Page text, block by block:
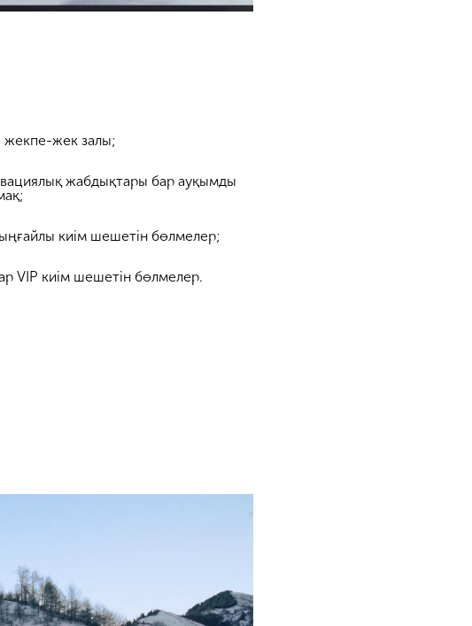
жек залы;
жабдықтары бар ауқымды
киім шешетін бөлмелер;
VIP киім шешетін бөлмелер.